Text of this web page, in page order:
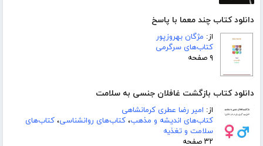
دانلود کتاب چند معما با پاسخ
از: مژگان بهروزپور
کتاب‌های سرگرمی
۹ صفحه
دانلود کتاب بازگشت غافلان جنسی به سلامت
از: امیر رضا عطری کرمانشاهی
کتاب‌های اندیشه و مذهب، کتاب‌های روانشناسی، کتاب‌های
سلامت و تغذیه
۳۲ صفحه